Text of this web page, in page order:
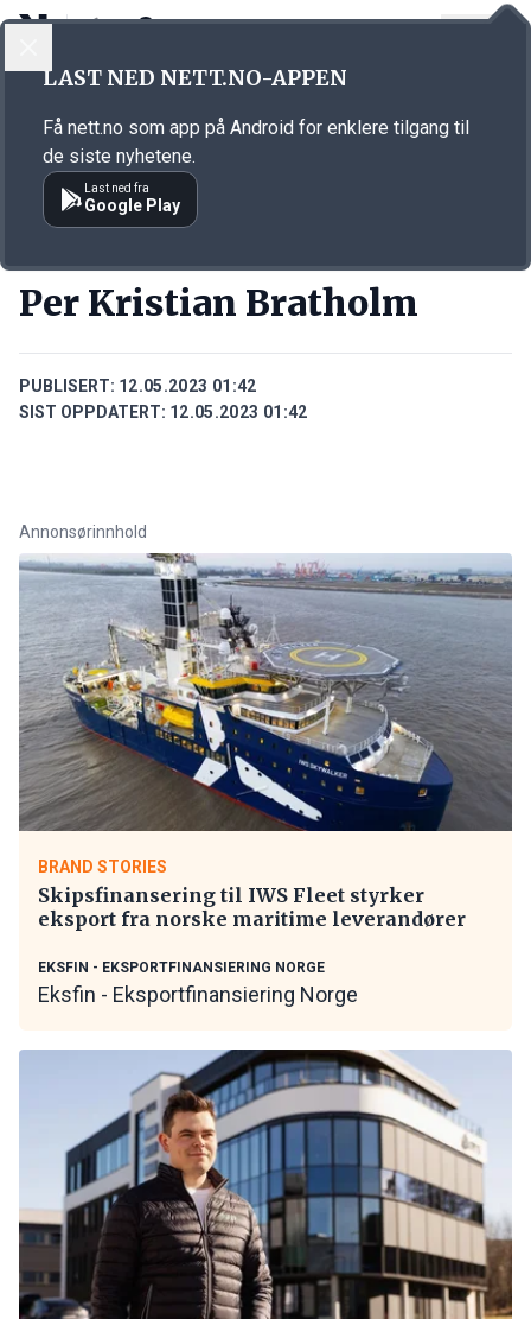
Annonsørinnhold
Per Kristian Bratholm
PUBLISERT: 12.05.2023 01:42
SIST OPPDATERT: 12.05.2023 01:42
Annonsørinnhold
BRAND STORIES
Skipsfinansering til IWS Fleet styrker
eksport fra norske maritime leverandører
EKSFIN - EKSPORTFINANSIERING NORGE
Eksfin - Eksportfinansiering Norge
LAST NED NETT.NO-APPEN
Få nett.no som app på Android for enklere tilgang til
de siste nyhetene.
Last ned fra
Google Play